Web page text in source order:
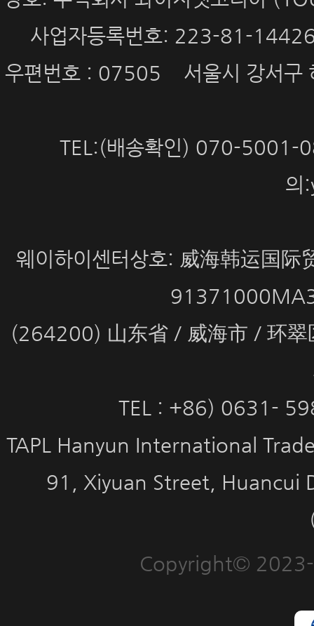
사업자등록번호: 223-81-
우편번호 : 07505 서울시 강서구
TEL:(배송확인) 070-
의
웨이하이센터상호: 威海韩运国
(264200) 山东省 / 威海市 / 环
TEL : +86) 0631-
TAPL Hanyun International
91, Xiyuan Street, Huancui
Copyright©